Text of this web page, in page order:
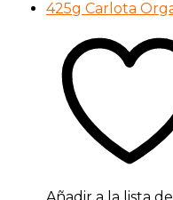
Añadir a la lista de